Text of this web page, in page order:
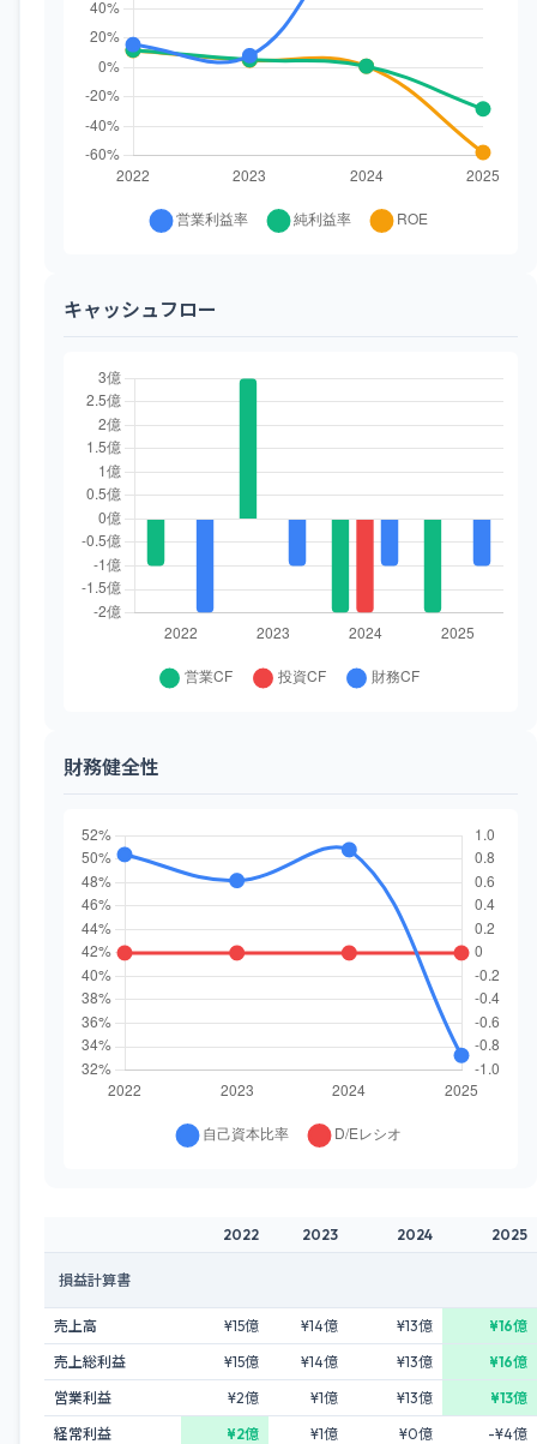
キャッシュフロー
財務健全性
2022 2023 2024 2025
損益計算書
売上高 ¥15億 ¥14億 ¥13億
¥16億
売上総利益
¥15億 ¥14億 ¥13億
¥16億
営業利益
¥2億 ¥1億 ¥13億
¥13億
経常利益
¥2億 ¥1億 ¥0億
-¥4億